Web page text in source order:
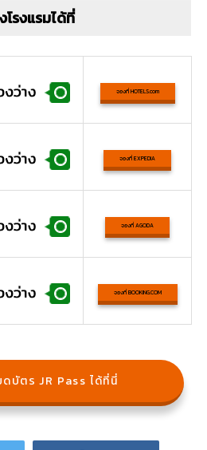
โรงแรมได้ที่
จองที่ HOTELS.com
จองที่ EXPEDIA
จองที่ AGODA
จองที่ BOOKING.COM
ดบัตร JR Pass ได้ที่นี่